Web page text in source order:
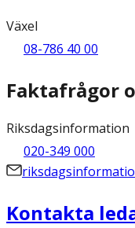
Växel
08-786 40 00
Faktafrågor
Riksdagsinformation
020-349 000
Kontakta